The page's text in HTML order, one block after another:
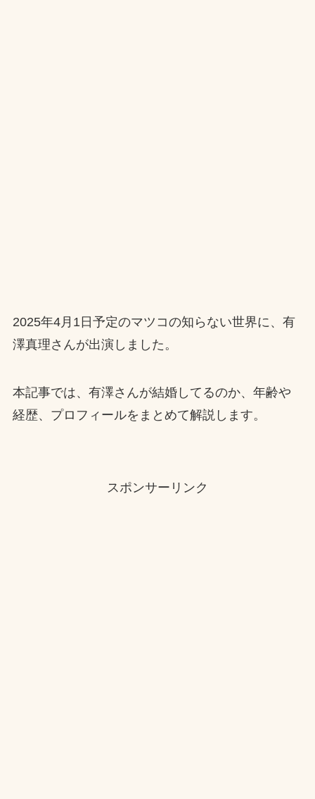
2025年4月1日予定のマツコの知らない世界に、有
澤真理さんが出演しました。
本記事では、有澤さんが結婚してるのか、年齢や
経歴、プロフィールをまとめて解説します。
スポンサーリンク